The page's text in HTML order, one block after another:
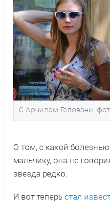
С Арчилом Геловани,
О том, с какой
мальчику, она не
звезда редко.
И вот теперь стал